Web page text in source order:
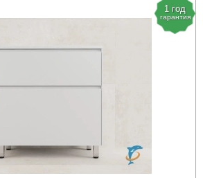
1 год
гарантия